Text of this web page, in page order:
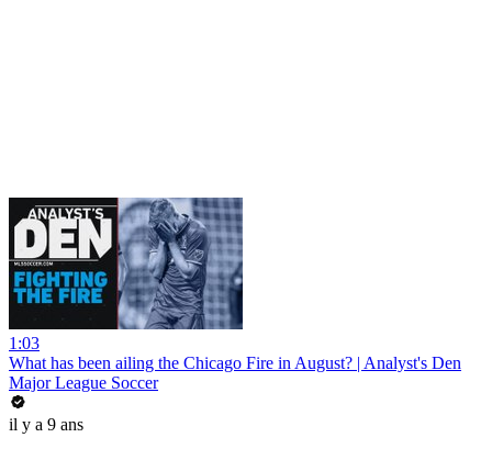
1:03
What has been ailing the Chicago Fire in August? | Analyst's Den
Major League Soccer
il y a 9 ans